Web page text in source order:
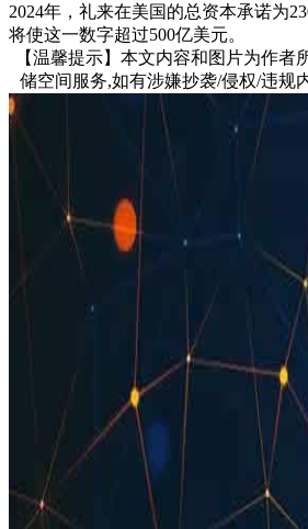
2024年，礼来在美国的总资本承诺为
将使这一数字超过500亿美元。
【温馨提示】本文内容和图片为作者
储空间服务,如有涉嫌抄袭/侵权/违规